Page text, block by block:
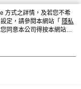
方式之詳情，及若您不希
定，請參閱本網站「 隱私
同意本公司得按本網站使